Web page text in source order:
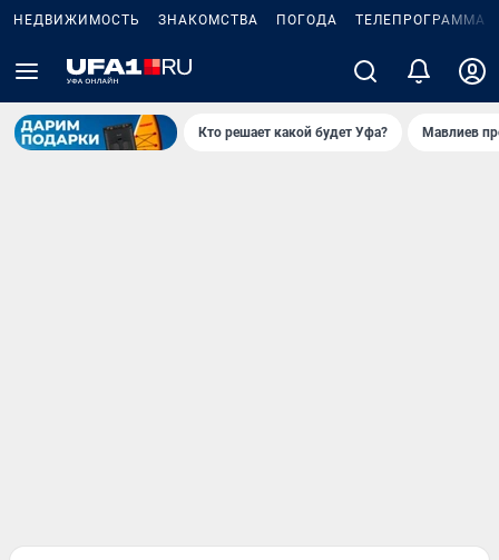
НЕДВИЖИМОСТЬ ЗНАКОМСТВА ПОГОДА ТЕЛЕПРОГРАММА
Кто решает какой будет Уфа? Мавлиев